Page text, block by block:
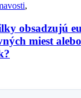
,
obsadzujú
miest